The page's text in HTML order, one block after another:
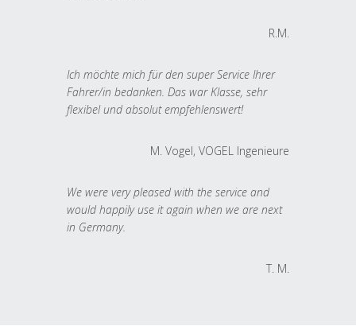
R.M.
Ich möchte mich für den super Service Ihrer
Fahrer/in bedanken. Das war Klasse, sehr
flexibel und absolut empfehlenswert!
M. Vogel, VOGEL Ingenieure
We were very pleased with the service and
would happily use it again when we are next
in Germany.
T. M.